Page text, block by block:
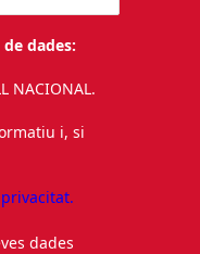
dades:
NACIONAL.
i, si
dades